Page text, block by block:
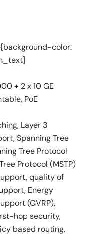
color:
+ 2 x 10 GE
PoE
Layer 3
Spanning Tree
Tree Protocol
Protocol (MSTP)
quality of
Energy
(GVRP),
hop security,
based routing,